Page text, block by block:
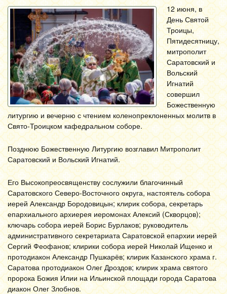
12 июня, в
День Святой
Троицы,
Пятидесятницу,
митрополит
Саратовский и
Вольский
Игнатий
совершил
Божественную
литургию и вечерню с чтением коленопреклоненных молитв в
Свято-Троицком кафедральном соборе.
Позднюю Божественную Литургию возглавил Митрополит
Саратовский и Вольский Игнатий.
Его Высокопреосвященству сослужили благочинный
Саратовского Северо-Восточного округа, настоятель собора
иерей Александр Бородовицын; клирик собора, секретарь
епархиального архиерея иеромонах Алексий (Скворцов);
ключарь собора иерей Борис Бурлаков; руководитель
административного секретариата Саратовской епархии иерей
Сергий Феофанов; клирики собора иерей Николай Ищенко и
протодиакон Александр Пушкарёв; клирик Казанского храма г.
Саратова протодиакон Олег Дроздов; клирик храма святого
пророка Божия Илии на Ильинской площади города Саратова
диакон Олег Злобнов.